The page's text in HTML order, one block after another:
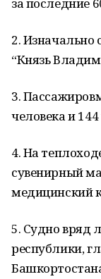
2. Изначально
“Князь
3.
человека и
4. На
сувенирный
медицинский
5. Судно вряд
республики,